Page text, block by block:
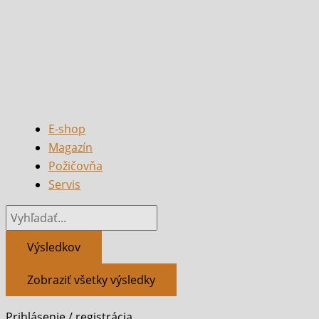
E-shop
Magazín
Požičovňa
Servis
Výsledkov
Zobraziť všetky výsledky